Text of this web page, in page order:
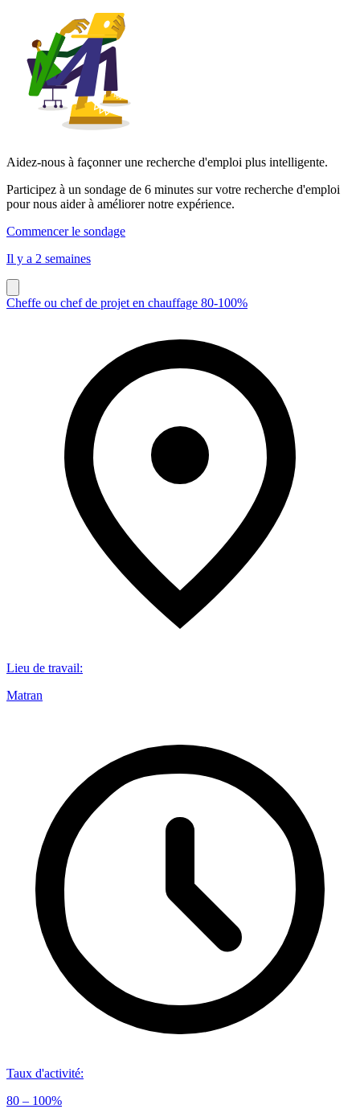
Aidez-nous à façonner une recherche d'emploi plus intelligente.
Participez à un sondage de 6 minutes sur votre recherche d'emploi
pour nous aider à améliorer notre expérience.
Commencer le sondage
Il y a 2 semaines
Cheffe ou chef de projet en chauffage 80-100%
Lieu de travail:
Matran
Taux d'activité:
80 – 100%